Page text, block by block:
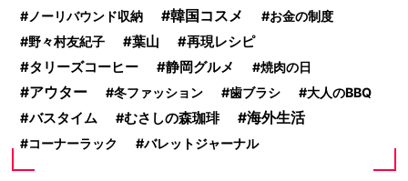
ノーリバウンド収納
韓国コスメ
お金の制度
野々村友紀子
葉山 再現レシピ
タリーズコーヒー 静岡グルメ 焼肉の日
アウター 冬ファッション 歯ブラシ 大人のBBQ
バスタイム むさしの森珈琲 海外生活
コーナーラック バレットジャーナル